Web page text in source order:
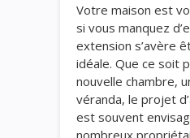
Votre maison est
si vous manquez
extension s’avère
idéale. Que ce soit
nouvelle chambre,
véranda, le projet
est souvent
nombreux